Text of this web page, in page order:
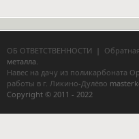
ОБ ОТВЕТСТВЕННОСТИ |
металла.
Навес на дачу из поликарбоната
работы в г. Ликино-Дулёво
Copyright © 2011 - 2022